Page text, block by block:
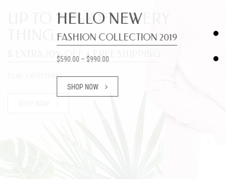
HELLO NEW
FASHION COLLECTION 2019
$590.00 – $990.00